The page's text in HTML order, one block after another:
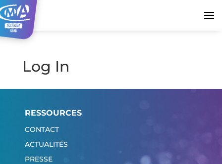
Log In
RESSOURCES
CONTACT
ACTUALITÉS
PRESSE